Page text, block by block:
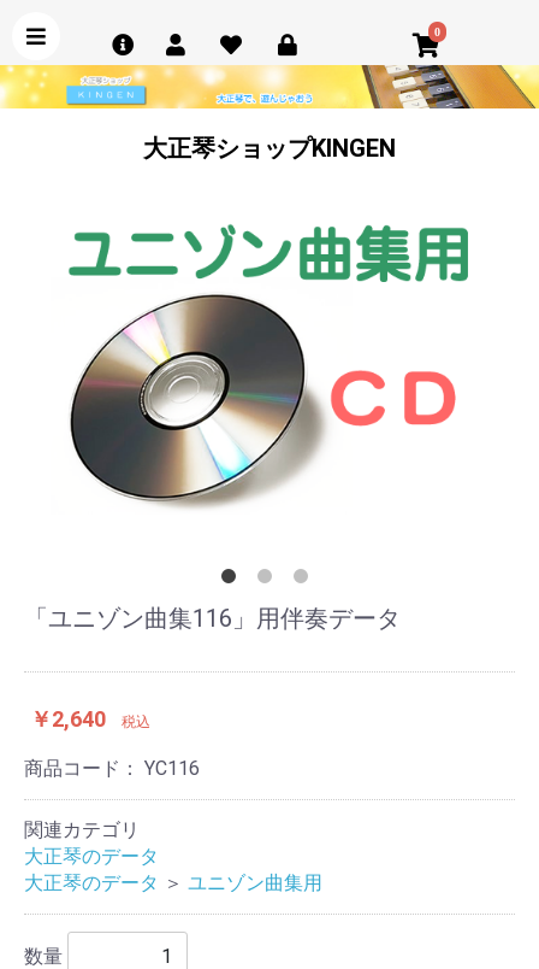
0
大正琴ショップKINGEN
「ユニゾン曲集116」用伴奏データ
￥2,640 税込
商品コード： YC116
関連カテゴリ
大正琴のデータ
大正琴のデータ ＞ ユニゾン曲集用
数量